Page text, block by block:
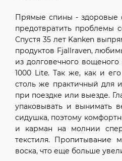
Прямые спины - здоровые
предотвратить
Спустя 35 лет Kanken
продуктов Fjallraven,
из долговечного
1000 Lite. Так же, как и
столь же практичный для
при поездке или выезде.
упаковывать и вынимать
сидушка, поэтому
и карман на молнии
текстиля. Пропитывание
воска, что еще больше